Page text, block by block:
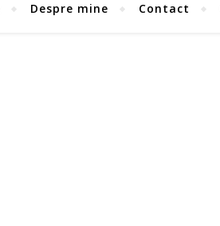
Despre mine Contact